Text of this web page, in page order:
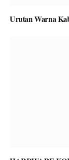
Urutan Warna